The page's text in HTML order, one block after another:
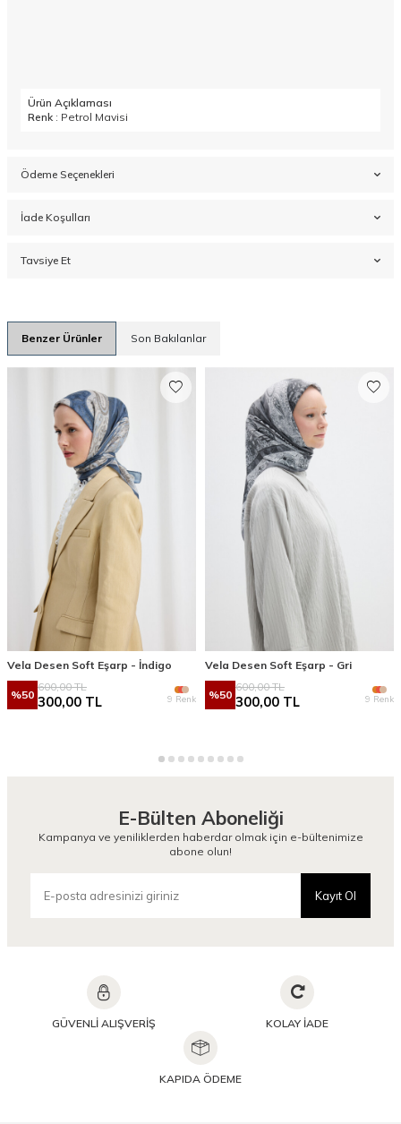
Ürün Açıklaması
Renk : Petrol Mavisi
Ödeme Seçenekleri
İade Koşulları
Tavsiye Et
Benzer Ürünler Son Bakılanlar
Vela Desen Soft Eşarp - İndigo
%50
600,00TL
300,00 TL 9 Renk
Vela Desen Soft Eşarp - Gri
%50
600,00TL
300,00 TL 9 Renk
E-Bülten Aboneliği
Kampanya ve yeniliklerden haberdar olmak için e-bültenimize
abone olun!
Kayıt Ol
GÜVENLİ ALIŞVERİŞ KOLAY İADE
KAPIDA ÖDEME